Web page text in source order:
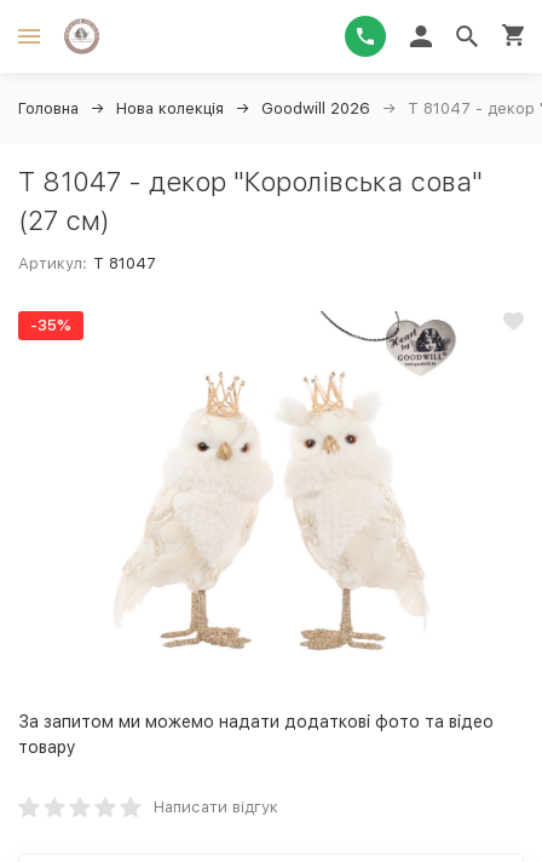
Головна Нова колекція Goodwill 2026 T 81047 - декор
T 81047 - декор "Королівська сова"
(27 см)
Артикул: T 81047
-35%
За запитом ми можемо надати додаткові фото та відео
товару
Написати відгук